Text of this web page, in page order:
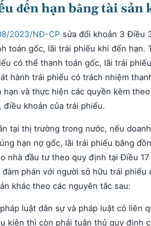
đến hạn bằng tài sản
2023/NĐ-CP sửa đổi khoản 3 Điều
toán gốc, lãi trái phiếu khi đến hạn.
có thể thanh toán gốc, lãi trái
hành trái phiếu có trách nhiệm
và thực hiện các quyền kèm
khoản của trái phiếu.
tại thị trường trong nước, nếu
hạn nợ gốc, lãi trái phiếu bằng
nhà đầu tư theo quy định tại Điều 17
phán với người sở hữu trái phiếu
khác theo các nguyên tắc sau:
luật dân sự và pháp luật có liên
kiện thì còn phải tuân thủ quy định